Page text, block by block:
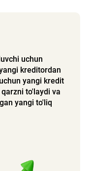
uchun
kreditordan
yangi kredit
to'laydi va
yangi to'liq